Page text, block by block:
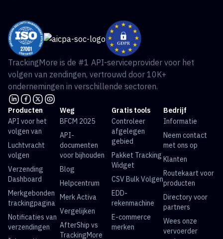
TrackingMore is de #1 API-serviceprovider voor het
volgen van zendingen, vertrouwd door 10K+
ondernemingen in verschillende sectoren.
Producten
API voor het
volgen van
Luchtvracht
volgen
Verzending
Dashboard
Merkgebonden
trackingpagina
Notificaties van
verzendingen
Weg
BFCM 2025
API-
documenten
voor bijhouden
Blog
Helpcentrum
Merk Activa
Vergelijken
AfterShip vs
TrackingMore
Gratis tools
Controleer
afgelegen
gebied
Pakket Tracking
Widget
CSV Bulk Volgen
EDD-
rekenmachine
E-commerce
merken
Bedrijf
Informatie
Neem contact
met ons op
Klanten
Routekaart voor
producten
Directory voor
partners
Wees onze
vervoerder